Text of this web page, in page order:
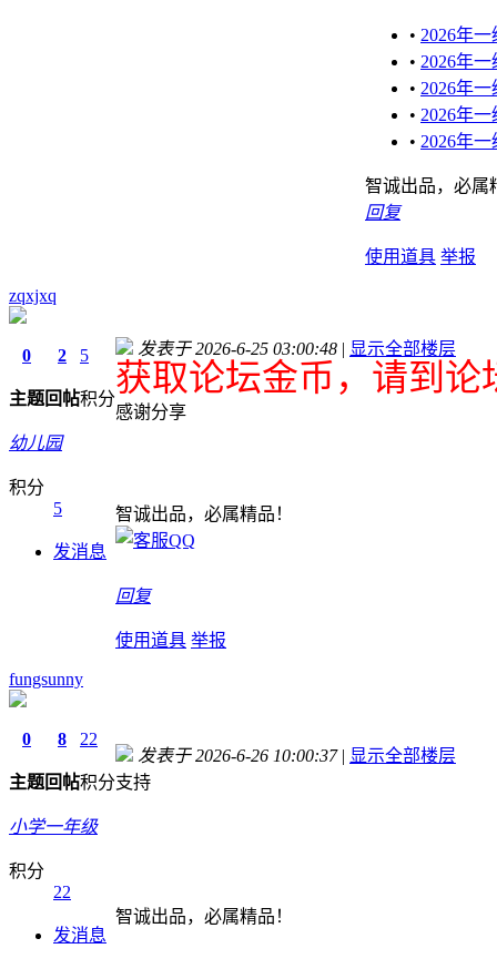
• 2026年
• 2026年
• 2026年
• 2026年
• 2026年
智诚出品，必属
回复
使用道具 举报
zqxjxq
0
主题
2
回帖
5
积分
幼儿园
积分
5
发消息
发表于 2026-6-25 03:00:48 | 显示全部楼层
获取论坛金币，请到论
感谢分享
智诚出品，必属精品！
回复
使用道具 举报
fungsunny
0
主题
8
回帖
22
积分
小学一年级
积分
22
发消息
发表于 2026-6-26 10:00:37 | 显示全部楼层
支持
智诚出品，必属精品！